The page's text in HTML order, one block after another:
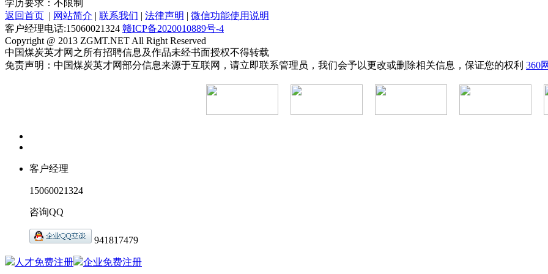
学历要求：不限制
返回首页 | 网站简介 | 联系我们 | 法律声明 | 微信功能使用说明
客户经理电话:15060021324 赣ICP备2020010889号-4
Copyright @ 2013 ZGMT.NET All Right Reserved
中国煤炭英才网之所有招聘信息及作品未经书面授权不得转载
免责声明：中国煤炭英才网部分信息来源于互联网，请立即联系管理员，我们会予以更改或删除相关信息，保证您的权利 360
客户经理
15060021324
咨询QQ
941817479
人才免费注册 企业免费注册